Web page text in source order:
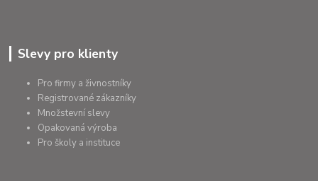
Slevy pro klienty
Pro firmy a živnostníky
Registrované zákazníky
Množstevní slevy
Opakovaná výroba
Pro školy a instituce